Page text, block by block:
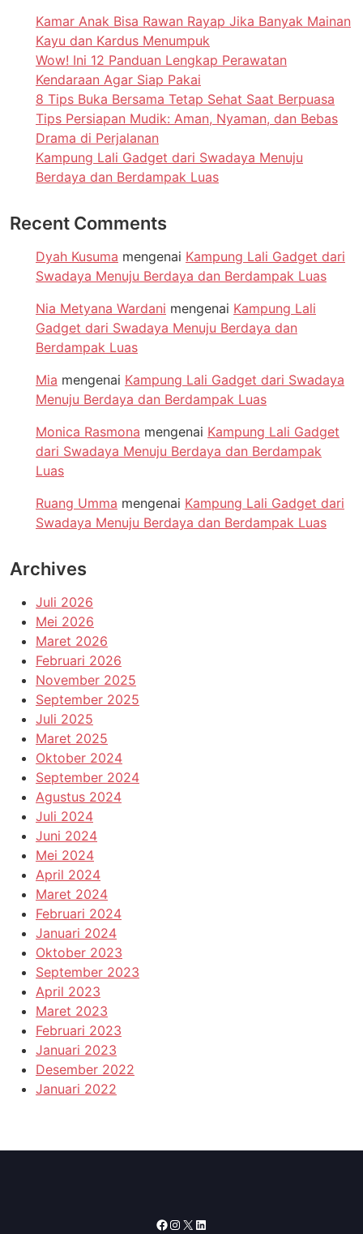
Kamar Anak Bisa Rawan Rayap Jika Banyak Mainan
Kayu dan Kardus Menumpuk
Wow! Ini 12 Panduan Lengkap Perawatan
Kendaraan Agar Siap Pakai
8 Tips Buka Bersama Tetap Sehat Saat Berpuasa
Tips Persiapan Mudik: Aman, Nyaman, dan Bebas
Drama di Perjalanan
Kampung Lali Gadget dari Swadaya Menuju
Berdaya dan Berdampak Luas
Recent Comments
Dyah Kusuma mengenai Kampung Lali Gadget dari
Swadaya Menuju Berdaya dan Berdampak Luas
Nia Metyana Wardani mengenai Kampung Lali
Gadget dari Swadaya Menuju Berdaya dan
Berdampak Luas
Mia mengenai Kampung Lali Gadget dari Swadaya
Menuju Berdaya dan Berdampak Luas
Monica Rasmona mengenai Kampung Lali Gadget
dari Swadaya Menuju Berdaya dan Berdampak
Luas
Ruang Umma mengenai Kampung Lali Gadget dari
Swadaya Menuju Berdaya dan Berdampak Luas
Archives
Juli 2026
Mei 2026
Maret 2026
Februari 2026
November 2025
September 2025
Juli 2025
Maret 2025
Oktober 2024
September 2024
Agustus 2024
Juli 2024
Juni 2024
Mei 2024
April 2024
Maret 2024
Februari 2024
Januari 2024
Oktober 2023
September 2023
April 2023
Maret 2023
Februari 2023
Januari 2023
Desember 2022
Januari 2022
Facebook
Instagram
X LinkedIn